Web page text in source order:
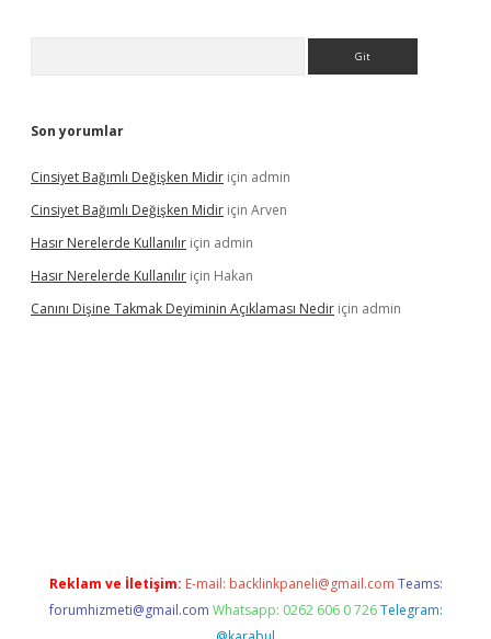
Son yorumlar
Cinsiyet Bağımlı Değişken Midir için admin
Cinsiyet Bağımlı Değişken Midir için Arven
Hasır Nerelerde Kullanılır için admin
Hasır Nerelerde Kullanılır için Hakan
Canını Dişine Takmak Deyiminin Açıklaması Nedir için admin
Reklam ve İletişim: E-mail: backlinkpaneli@gmail.com Teams:
forumhizmeti@gmail.com Whatsapp: 0262 606 0 726 Telegram: